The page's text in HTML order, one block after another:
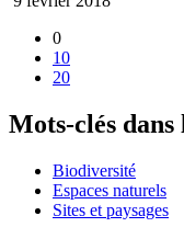
0
10
20
Mots-clés dans
Biodiversité
Espaces naturels
Sites et paysages